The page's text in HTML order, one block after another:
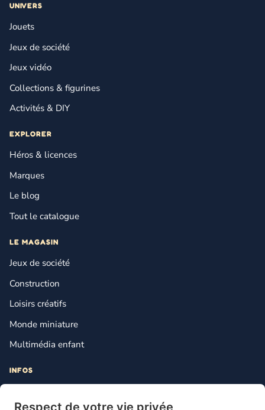
Respect de votre vie privée
UNIVERS
Jouets
Jeux de société
Jeux vidéo
Collections & figurines
Activités & DIY
EXPLORER
Héros & licences
Marques
Le blog
Tout le catalogue
LE MAGASIN
Jeux de société
Construction
Loisirs créatifs
Monde miniature
Multimédia enfant
INFOS